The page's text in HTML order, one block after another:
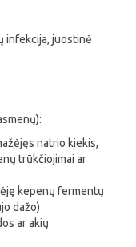
infekcija, juostinė
natrio kiekis,
trūkčiojimai ar
kepenų fermentų
dažo)
ar akių